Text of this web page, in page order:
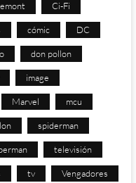
Ci-Fi
cómic DC
don pollon
image
Marvel mcu
spiderman
televisión
tv Vengadores